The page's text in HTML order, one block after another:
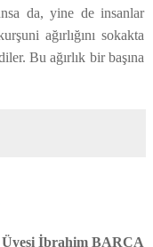
da, yine de insanlar
ağırlığını sokakta
Bu ağırlık bir başına
İbrahim BARCA